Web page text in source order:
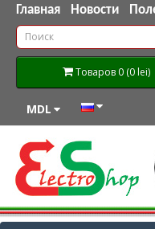
Главная Новости
Товаров 0 (0 lei)
MDL